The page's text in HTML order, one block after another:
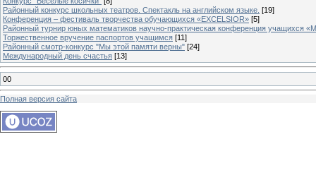
Районный конкурс школьных театров. Спектакль на английском языке. [19]
Конференция – фестиваль творчества обучающихся «EXCELSIOR» [5]
Районный турнир юных математиков научно-практическая конференция учащихся
Торжественное вручение паспортов учащимся [11]
Районный смотр-конкурс "Мы этой памяти верны" [24]
Международный день счастья [13]
00
Полная версия сайта